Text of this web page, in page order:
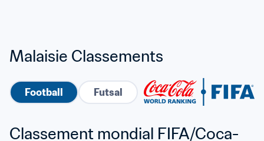
Malaisie Classements
Football Futsal
Classement mondial FIFA/Coca-